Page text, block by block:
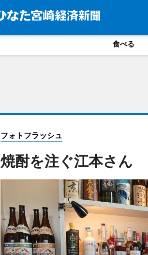
食べる
フォトフラッシュ
焼酎を注ぐ江本さん